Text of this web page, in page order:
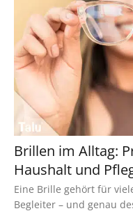
Brillen im Alltag:
Haushalt und
Eine Brille gehört für
Begleiter – und genau